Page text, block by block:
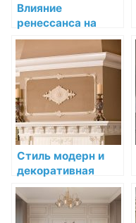
Влияние
ренессанса на
развитие
декоративной
лепнины
Стиль модерн и
декоративная
лепнина:
воплощение
новаторства